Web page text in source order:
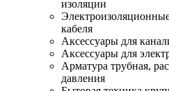
изоляции
кабеля
Аксессуары для
Аксессуары для
Арматура трубная,
давления